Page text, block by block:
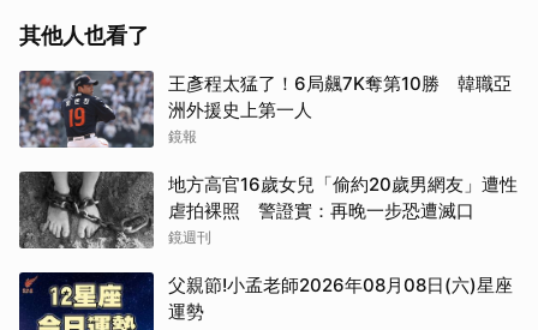
其他人也看了
王彥程太猛了！6局飆7K奪第10勝 韓職亞
洲外援史上第一人
鏡報
地方高官16歲女兒「偷約20歲男網友」遭性
虐拍裸照 警證實：再晚一步恐遭滅口
鏡週刊
父親節!小孟老師2026年08月08日(六)星座
運勢